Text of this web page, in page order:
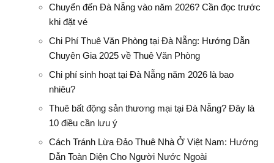
Chuyển đến Đà Nẵng vào năm 2026? Cần đọc trước
khi đặt vé
Chi Phí Thuê Văn Phòng tại Đà Nẵng: Hướng Dẫn
Chuyên Gia 2025 về Thuê Văn Phòng
Chi phí sinh hoạt tại Đà Nẵng năm 2026 là bao
nhiêu?
Thuê bất động sản thương mại tại Đà Nẵng? Đây là
10 điều cần lưu ý
Cách Tránh Lừa Đảo Thuê Nhà Ở Việt Nam: Hướng
Dẫn Toàn Diện Cho Người Nước Ngoài